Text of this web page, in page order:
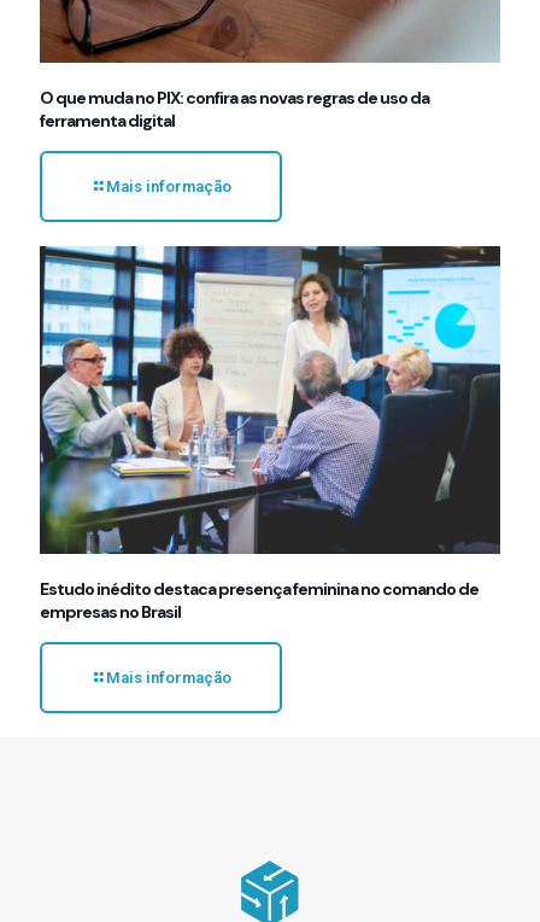
O que muda no PIX: confira as novas regras de uso da
ferramenta digital
Mais informação
Estudo inédito destaca presença feminina no comando de
empresas no Brasil
Mais informação